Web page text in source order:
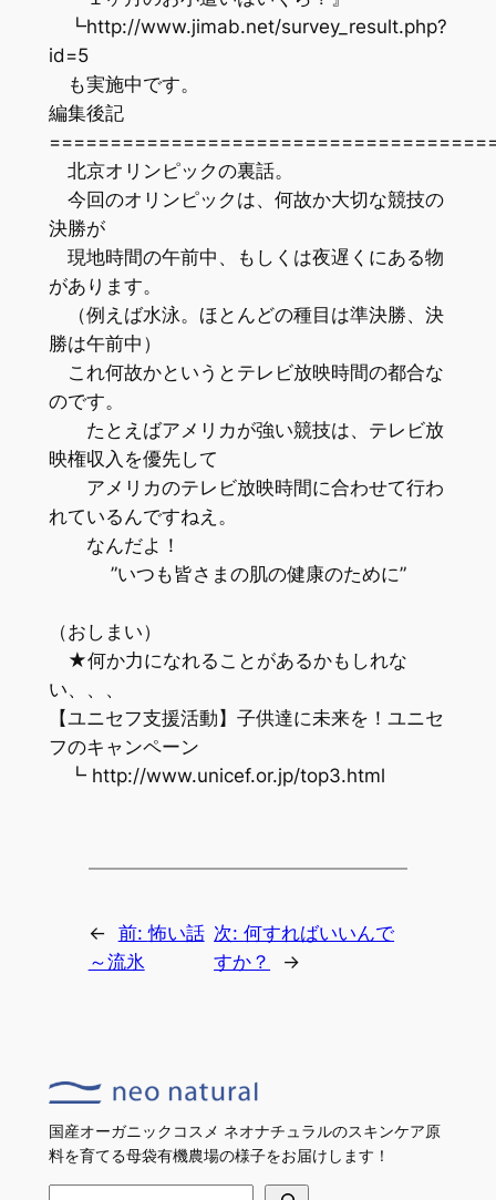
┗http://www.jimab.net/survey_result.php?
id=5
も実施中です。
編集後記
北京オリンピックの裏話。
今回のオリンピックは、何故か大切な競技の
決勝が
現地時間の午前中、もしくは夜遅くにある物
があります。
（例えば水泳。ほとんどの種目は準決勝、決
勝は午前中）
これ何故かというとテレビ放映時間の都合な
のです。
たとえばアメリカが強い競技は、テレビ放
映権収入を優先して
アメリカのテレビ放映時間に合わせて行わ
れているんですねえ。
なんだよ！
”いつも皆さまの肌の健康のために”
（おしまい）
★何か力になれることがあるかもしれな
い、、、
【ユニセフ支援活動】子供達に未来を！ユニセ
フのキャンペーン
┗ http://www.unicef.or.jp/top3.html
← 前:怖い話
～流氷
次:何すればいいんで
すか？
→
国産オーガニックコスメ ネオナチュラルのスキンケア原
料を育てる母袋有機農場の様子をお届けします！